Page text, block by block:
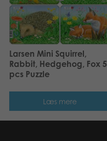
Larsen Mini Squirrel,
Rabbit, Hedgehog, Fox 5
pcs Puzzle
Læs mere